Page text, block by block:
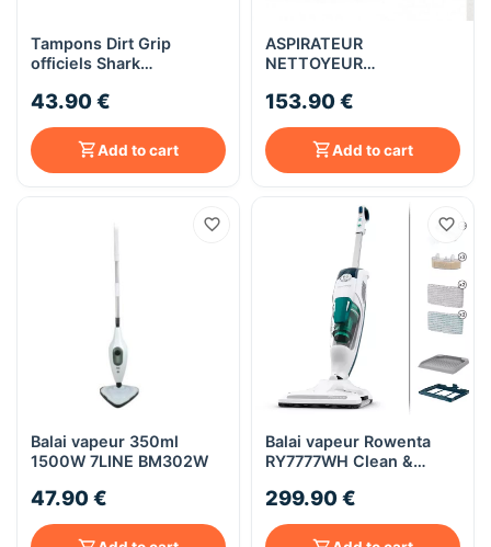
Tampons Dirt Grip
officiels Shark
Compatible avec les
S6001UK et S6003UK,
Blanc
43.90 €
Add to cart
ASPIRATEUR
NETTOYEUR
INJECTEUR ET
VORTEX
153.90 €
Add to cart
Balai vapeur 350ml
1500W 7LINE BM302W
47.90 €
Balai vapeur Rowenta
RY7777WH Clean &
299.90 €